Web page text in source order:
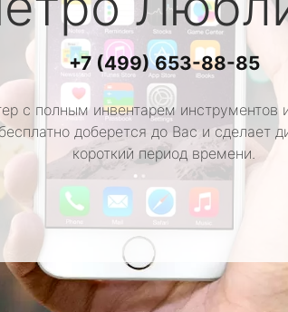
+7 (499) 653-88-85
с полным инвентарем инструментов
доберется до Вас и сделает
короткий период времени.